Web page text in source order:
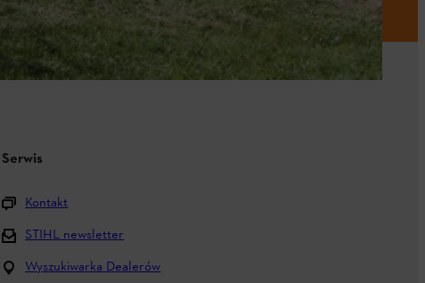
Serwis
Kontakt
STIHL newsletter
Wyszukiwarka Dealerów